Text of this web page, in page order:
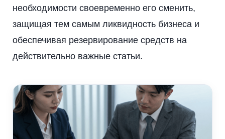
необходимости своевременно его сменить,
защищая тем самым ликвидность бизнеса и
обеспечивая резервирование средств на
действительно важные статьи.